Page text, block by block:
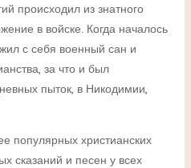
происходил из знатного
в войске. Когда началось
с себя военный сан и
за что и был
пыток, в Никодимии,
популярных христианских
сказаний и песен у всех